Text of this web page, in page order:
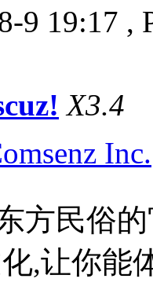
9 19:17 ,
X3.4
Inc.
方民俗
,让你能